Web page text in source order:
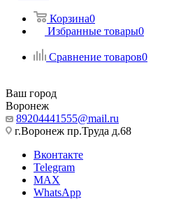
Корзина0
Избранные товары0
Сравнение товаров0
Ваш город
Воронеж
89204441555@mail.ru
г.Воронеж пр.Труда д.68
Вконтакте
Telegram
MAX
WhatsApp